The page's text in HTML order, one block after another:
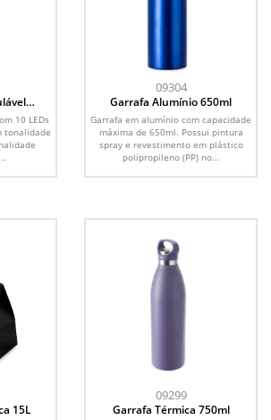
10 LEDs
tonalidade
09304
Garrafa Alumínio 650ml
Garrafa em alumínio com capacidade
máxima de 650ml. Possui pintura
spray e revestimento em plástico
polipropileno (PP) no...
15L
09299
Garrafa Térmica 750ml